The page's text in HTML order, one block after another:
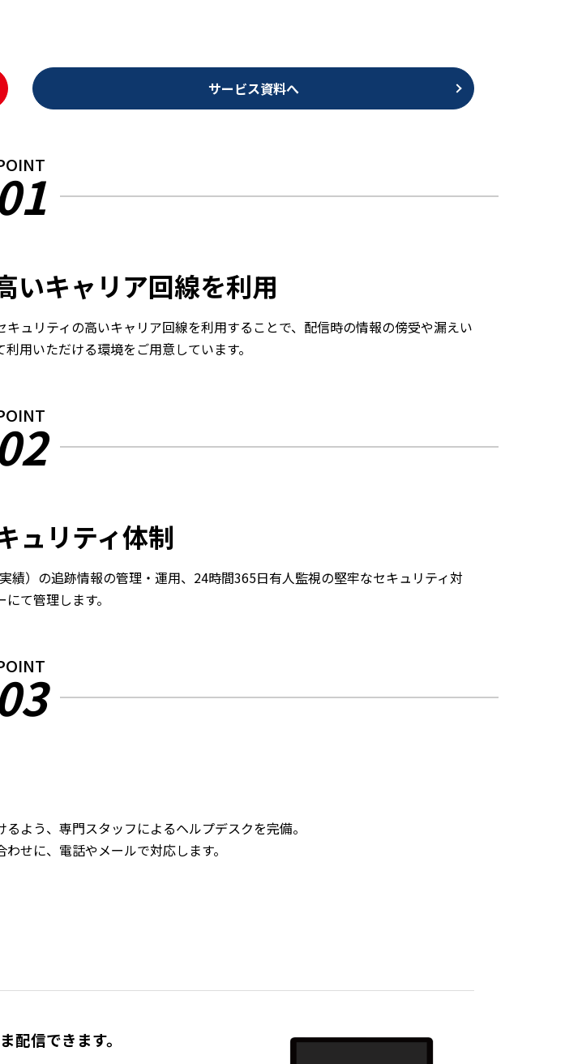
サービス資料へ
いキャリア回線を利用
ュリティの高いキャリア回線を利用することで、配信時の情報の傍受や漏えい
用いただける環境をご用意しています。
ュリティ体制
績）の追跡情報の管理・運用、24時間365日有人監視の堅牢なセキュリティ対
て管理します。
よう、専門スタッフによるヘルプデスクを完備。
せに、電話やメールで対応します。
信できます。